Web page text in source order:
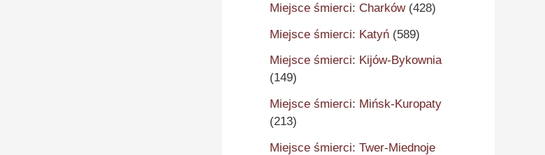
Miejsce śmierci: Charków(428)
Miejsce śmierci: Katyń (589)
Miejsce śmierci: Kijów-Bykownia
(149)
Miejsce śmierci: Mińsk-Kuropaty
(213)
Miejsce śmierci: Twer-Miednoje